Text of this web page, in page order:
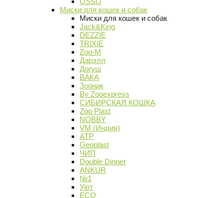
Миски для кошек и собак
Миски для кошек и собак
Jack&King
DEZZIE
TRIXIE
Zoo-M
Дарэлл
Догуш
ВАКА
Зооник
By Zooexpress
СИБИРСКАЯ КОШКА
Zoo Plast
NOBBY
VM (Индия)
АТР
Geoplast
ЧИП
Double Dinner
ANKUR
№1
Уют
ECO